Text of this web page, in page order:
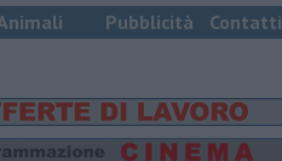
Pubblicità Contatti